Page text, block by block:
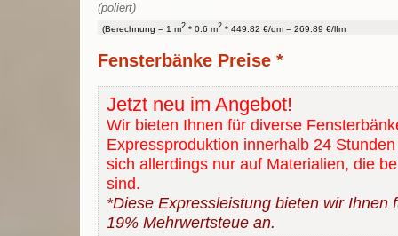
(poliert)
(Berechnung = 1 m2 * 0.6 m2 * 449.82 €/qm = 269.89 €/lfm
Fensterbänke Preise *
Jetzt neu im Angebot!
Wir bieten Ihnen für diverse
Expressproduktion innerhalb 24
sich allerdings nur auf Materialien, die
sind.
*Diese Expressleistung bieten wir Ihnen
19% Mehrwertsteue an.